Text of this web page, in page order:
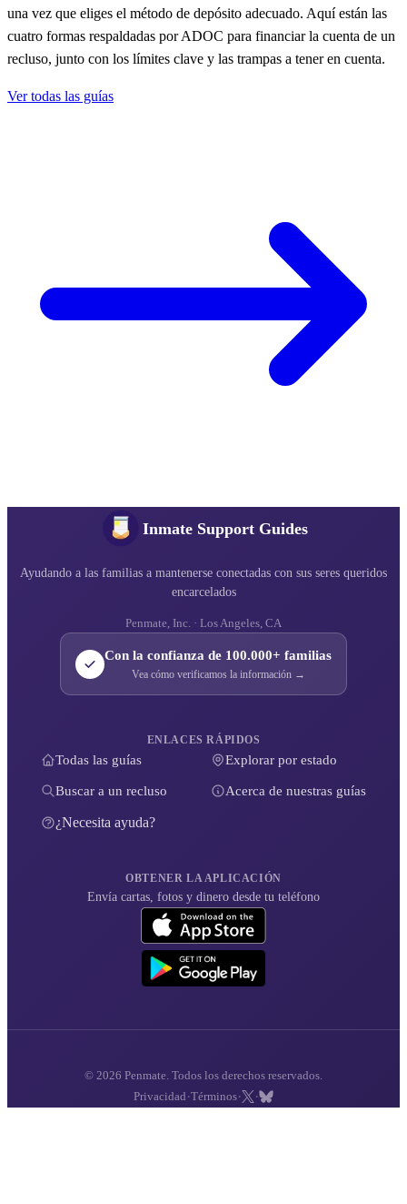
una vez que eliges el método de depósito adecuado. Aquí están las
cuatro formas respaldadas por ADOC para financiar la cuenta de un
recluso, junto con los límites clave y las trampas a tener en cuenta.
Ver todas las guías
Inmate Support Guides
Ayudando a las familias a mantenerse conectadas con sus seres queridos
encarcelados
Penmate, Inc. · Los Angeles, CA
Con la confianza de 100.000+ familias
Vea cómo verificamos la información →
ENLACES RÁPIDOS
Todas las guías Explorar por estado
Buscar a un recluso Acerca de nuestras guías
¿Necesita ayuda?
OBTENER LA APLICACIÓN
Envía cartas, fotos y dinero desde tu teléfono
© 2026 Penmate. Todos los derechos reservados.
Privacidad ·Términos· ·